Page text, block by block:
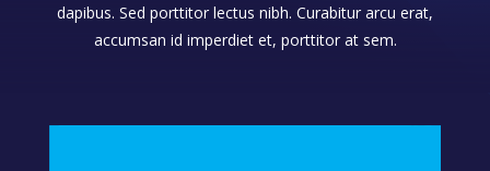
dapibus. Sed porttitor lectus nibh. Curabitur arcu erat,
accumsan id imperdiet et, porttitor at sem.